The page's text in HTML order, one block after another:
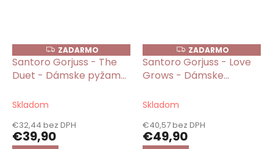
Z
A
D
A
ZADARMO
Santoro Gorjuss - The
Duet - Dámske pyžamo
nohavicami fialové
Skladom
€32,44 bez DPH
€39,90
Z
A
D
A
ZADARMO
Santoro Gorjuss - Love
Grows - Dámske
červené
Skladom
€40,57 bez DPH
€49,90